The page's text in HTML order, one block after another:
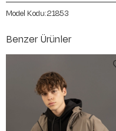
21853
Benzer Ürünler